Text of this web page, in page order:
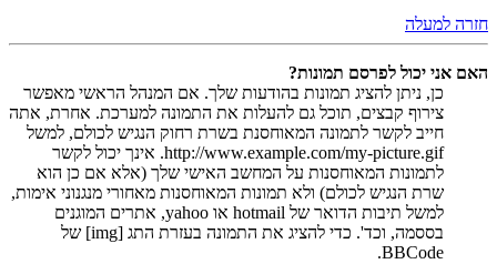
חזרה למעלה
האם אני יכול לפרסם תמונות?
כן, ניתן להציג תמונות בהודעות שלך. אם המנהל הראשי מאפשר
צירוף קבצים, תוכל גם להעלות את התמונה למערכת. אחרת, אתה
חייב לקשר לתמונה המאוחסנת בשרת רחוק הנגיש לכולם, למשל
http://www.example.com/my-picture.gif. אינך יכול לקשר
לתמונות המאוחסנות על המחשב האישי שלך (אלא אם כן הוא
שרת הנגיש לכולם) ולא תמונות המאוחסנות מאחורי מנגנוני אימות,
למשל תיבות הדואר של hotmail או yahoo, אתרים המוגנים
בססמה, וכד'. כדי להציג את התמונה בעזרת התג [img] של
BBCode.